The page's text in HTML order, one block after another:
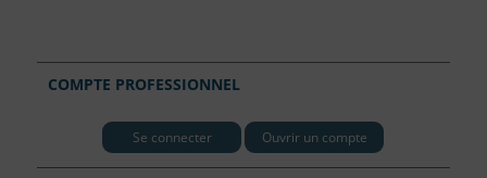
COMPTE PROFESSIONNEL
Se connecter Ouvrir un compte